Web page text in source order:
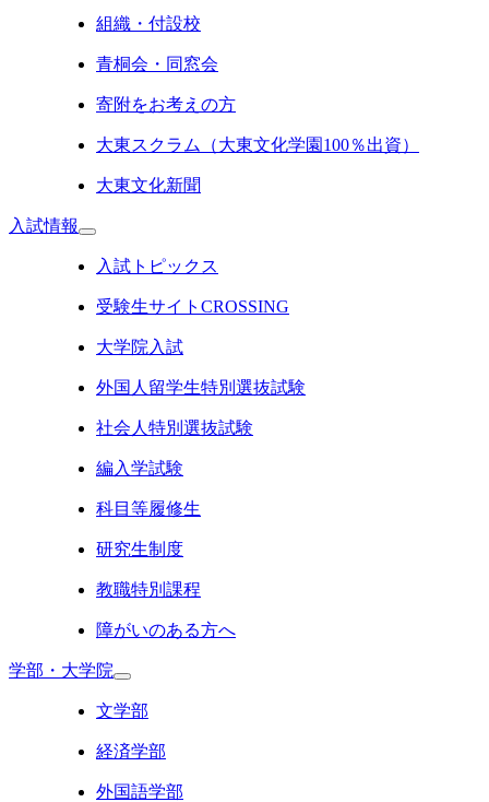
組織・付設校
青桐会・同窓会
寄附をお考えの方
大東スクラム（大東文化学園100％出資）
大東文化新聞
入試情報
入試トピックス
受験生サイトCROSSING
大学院入試
外国人留学生特別選抜試験
社会人特別選抜試験
編入学試験
科目等履修生
研究生制度
教職特別課程
障がいのある方へ
学部・大学院
文学部
経済学部
外国語学部